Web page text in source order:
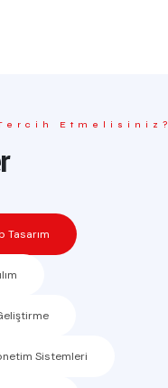
Etmelisiniz?
Tasarım
Sistemleri